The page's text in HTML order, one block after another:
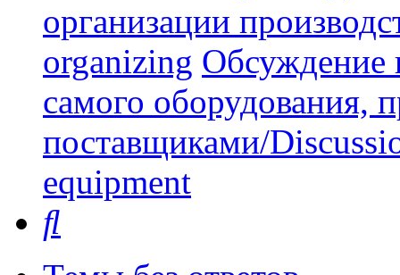
организации
organizing Обсуждение
самого оборудования,
поставщиками/
equipment